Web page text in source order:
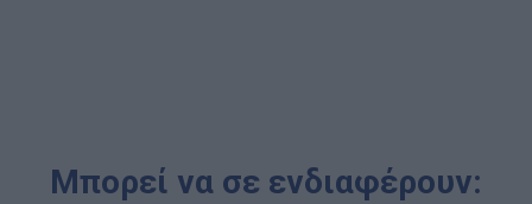
Μπορεί να σε ενδιαφέρουν: